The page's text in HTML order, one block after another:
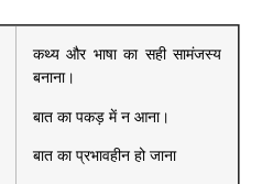
कथ्य और भाषा का सही सामंजस्य
बनाना।
बात का पकड़ में न आना।
बात का प्रभावहीन हो जाना